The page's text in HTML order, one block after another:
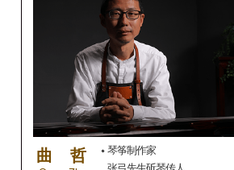
曲 哲
琴筝制作家